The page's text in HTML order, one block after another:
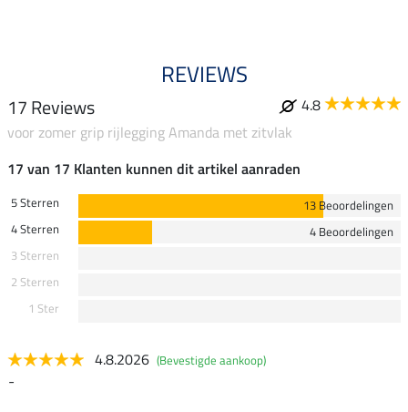
REVIEWS
17 Reviews
4.8
voor zomer grip rijlegging Amanda met zitvlak
17 van 17 Klanten kunnen dit artikel aanraden
5 Sterren
13 Beoordelingen
4 Sterren
4 Beoordelingen
3 Sterren
2 Sterren
1 Ster
4.8.2026 (Bevestigde aankoop)
-